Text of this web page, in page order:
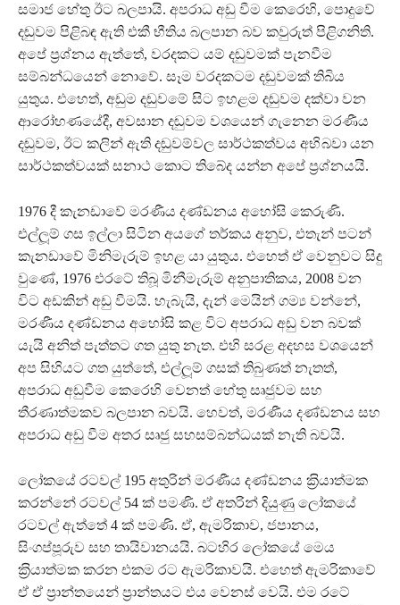
සමාජ හේතු ඊට බලපායි. අපරාධ අඩු වීම කෙරෙහි, පොදුවේ
දඬුවම පිළිබඳ ඇති එකී භීතිය බලපාන බව කවුරුත් පිළිගනිති.
අපේ ප‍්‍රශ්නය ඇත්තේ, වරදකට යම් දඬුවමක් පැනවීම
සම්බන්ධයෙන් නොවේ. සෑම වරදකටම දඬුවමක් තිබිය
යුතුය. එහෙත්, අඩුම දඬුවමේ සිට ඉහළම දඬුවම දක්වා වන
ආරෝහණයේදී, අවසාන දඬුවම වශයෙන් ගැනෙන මරණීය
දඬුවම, ඊට කලින් ඇති දඬුවම්වල සාර්ථකත්වය අභි බවා යන
සාර්ථකත්වයක් සනාථ කොට තිබේද යන්න අපේ ප‍්‍රශ්නයයි.
1976 දී කැනඩාවේ මරණීය දණ්ඩනය අහෝසි කෙරුණි.
එල්ලූම් ගස ඉල්ලා සිටින අයගේ තර්කය අනුව, එතැන් පටන්
කැනඩාවේ මිනිමැරුම් ඉහළ යා යුතුය. එහෙත් ඒ වෙනුවට සිදු
වුණේ, 1976 එරටේ තිබූ මිනීමැරුම් අනුපාතිකය, 2008 වන
විට අඩකින් අඩු වීමයි. හැබැයි, දැන් මෙයින් ගම්‍ය වන්නේ,
මරණීය දණ්ඩනය අහෝසි කළ විට අපරාධ අඩු වන බවක්
යැයි අනිත් පැත්තට ගත යුතු නැත. එහි සරළ අදහස වශයෙන්
අප සිහියට ගත යුත්තේ, එල්ලූම් ගසක් තිබු ණත් නැතත්,
අපරාධ අඩුවීම කෙරෙහි වෙනත් හේතු සෘජුවම සහ
තීරණාත්මකව බලපාන බවයි. හෙවත්, මරණීය දණ්ඩනය සහ
අපරාධ අඩු වීම අතර සෘජු සහසම්බන්ධයක් නැති බවයි.
ලෝකයේ රටවල් 195 අතුරින් මරණීය දණ්ඩනය ක‍්‍රියාත්මක
කරන්නේ රටවල් 54 ක් පමණි. ඒ අතරින් දියුණු ලෝකයේ
රටවල් ඇත්තේ 4 ක් පමණි. ඒ, ඇමරිකාව, ජපානය,
සිංගප්පූරුව සහ තායිවානයයි. බටහිර ලෝකයේ මෙය
ක‍්‍රියාත්මක කරන එකම රට ඇමරිකාවයි. එහෙත් ඇමරිකාවේ
ඒ ඒ ප‍්‍රාන්තයෙන් ප‍්‍රාන්තයට එය වෙනස් වෙයි. එම රටේ